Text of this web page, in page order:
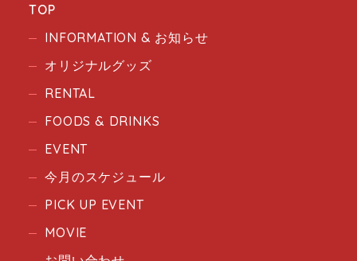
TOP
INFORMATION & お知らせ
オリジナルグッズ
RENTAL
FOODS & DRINKS
EVENT
今月のスケジュール
PICK UP EVENT
MOVIE